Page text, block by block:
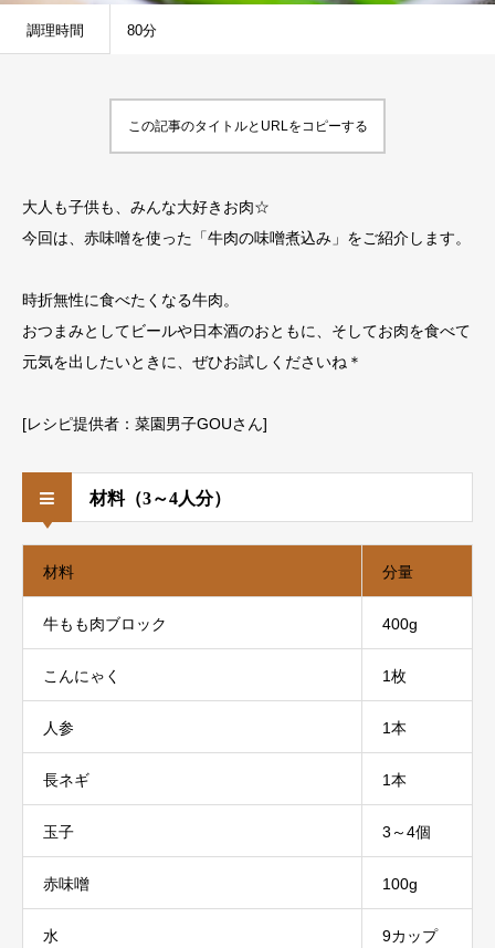
調理時間 80分
この記事のタイトルとURLをコピーする
大人も子供も、みんな大好きお肉☆
今回は、赤味噌を使った「牛肉の味噌煮込み」をご紹介します。
時折無性に食べたくなる牛肉。
おつまみとしてビールや日本酒のおともに、そしてお肉を食べて
元気を出したいときに、ぜひお試しくださいね＊
[レシピ提供者：菜園男子GOUさん]
材料（3～4人分）
材料 分量
⽜もも⾁ブロック 400g
こんにゃく 1枚
⼈参 1本
⻑ネギ 1本
⽟⼦ 3～4個
⾚味噌 100g
⽔ 9カップ